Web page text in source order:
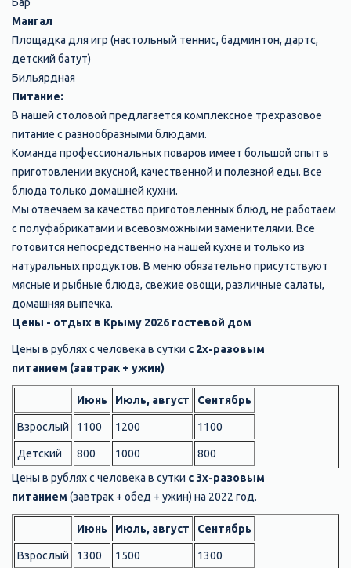
Бар
Мангал
Площадка для игр (настольный теннис, бадминтон, дартс,
детский батут)
Бильярдная
Питание:
В нашей столовой предлагается комплексное трехразовое
питание с разнообразными блюдами.
Команда профессиональных поваров имеет большой опыт в
приготовлении вкусной, качественной и полезной еды. Все
блюда только домашней кухни.
Мы отвечаем за качество приготовленных блюд, не работаем
с полуфабрикатами и всевозможными заменителями. Все
готовится непосредственно на нашей кухне и только из
натуральных продуктов. В меню обязательно присутствуют
мясные и рыбные блюда, свежие овощи, различные салаты,
домашняя выпечка.
Цены - отдых в Крыму 2026 гостевой дом
Цены в рублях с человека в сутки с 2х-разовым
питанием (завтрак + ужин)
Июнь Июль, август Сентябрь
Взрослый 1100 1200 1100
Детский 800 1000
800
Цены в рублях с человека в сутки с 3х-разовым
питанием (завтрак + обед + ужин) на 2022 год.
Июнь Июль, август Сентябрь
Взрослый 1300 1500 1300